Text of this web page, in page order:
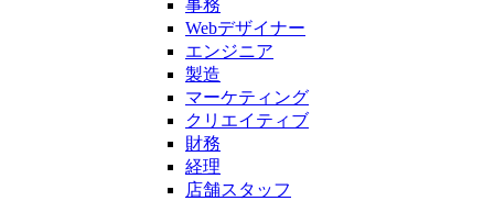
事務
Webデザイナー
エンジニア
製造
マーケティング
クリエイティブ
財務
経理
店舗スタッフ